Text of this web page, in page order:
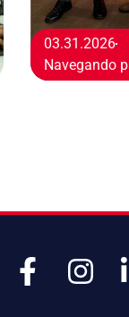
03.31.2026
Navegando